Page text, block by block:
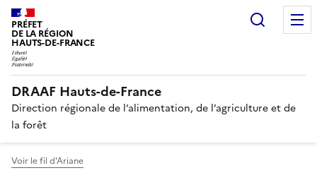
PRÉFET
DE LA RÉGION
HAUTS-DE-FRANCE
DRAAF Hauts-de-France
Direction régionale de l’alimentation, de l’agriculture et de
la forêt
Voir le fil d'Ariane